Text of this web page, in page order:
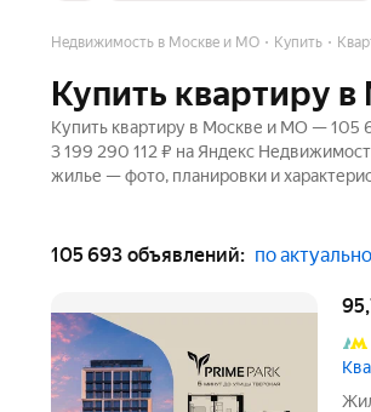
Недвижимость в Москве и МО Купить
Купить квартиру
Купить квартиру в Москве и МО — 105
3 199 290 112 ₽ на Яндекс
жилье — фото, планировки и
105 693 объявлений: по